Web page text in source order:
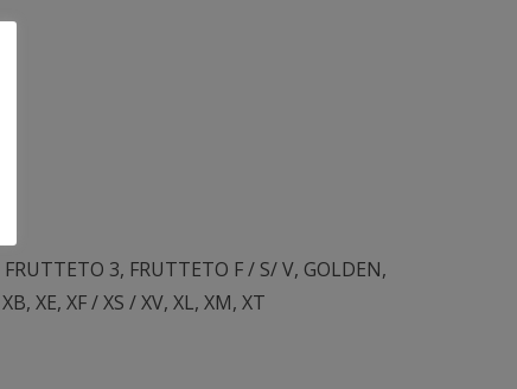
FRUTTETO 3, FRUTTETO F / S/ V, GOLDEN,
XB, XE, XF / XS / XV, XL, XM, XT